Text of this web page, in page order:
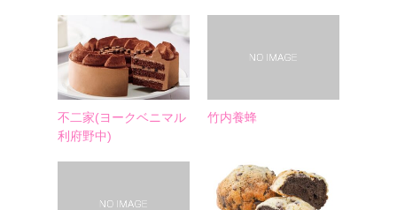
不二家(ヨークベニマル
利府野中)
竹内養蜂